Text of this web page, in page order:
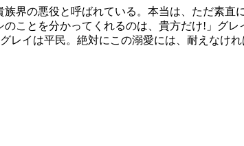
族界の悪役と呼ばれている。本当は、ただ素
ことを分かってくれるのは、貴方だけ!」グ
レイは平民。絶対にこの溺愛には、耐えなけ